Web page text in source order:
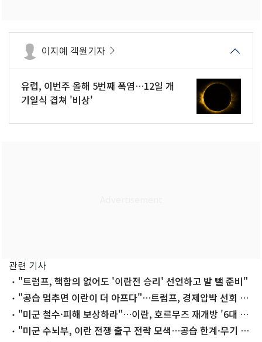
이지예 객원기자
유럽, 이번주 올해 5번째 폭염…12일 개
기일식 겹쳐 '비상'
관련 기사
"트럼프, 핵합의 없어도 '이란전 승리' 선언하고 발 뺄 준비"
"공습 멈추면 이란이 더 아프다"…트럼프, 경제압박 선회 시
사 "미군 철수·피해 보상하라"…이란, 호르무즈 재개방 '6대 요
구안'(종합)
"미군 수뇌부, 이란 전쟁 출구 전략 모색…공습 한계·무기 비